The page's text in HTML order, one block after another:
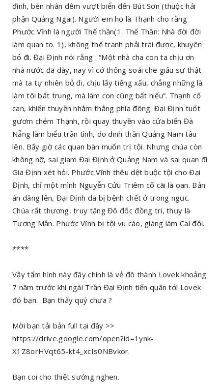
đình, bèn nhân đêm vượt biển đến Bút Sơn (thuộc hải
phận Quảng Ngãi). Người em họ là Thạnh cho rằng
Phước Vĩnh là người Thế thần(1. Thế Thần: Nhà đời đời
làm quan to. 1), không thể tranh phải trái được, khuyên
bỏ đi. Đại Định nói rằng : “Một nhà cha con ta chịu ơn
nhà nước đã dày, nay vì cớ thống soái che giấu sự thật
mà ta tự nhiên bỏ đi, chịu lấy tiếng xấu, chẳng những là
làm tôi bất trung, mà làm con cũng bất hiếu”. Thạnh cố
can, khiến thuyền nhằm thẳng phía đông. Đại Định tuốt
gươm chém Thạnh, rồi quay thuyền vào cửa biển Đà
Nẵng làm biểu trần tình, do dinh thần Quảng Nam tâu
lên. Bấy giờ các quan bàn muốn trị tội. Nhưng chúa còn
không nỡ, sai giam Đại Định ở Quảng Nam và sai quan đi
Gia Định xét hỏi. Phước Vĩnh thêu dệt buộc tội cho Đại
Định, chỉ một mình Nguyễn Cửu Triêm cố cãi là oan. Bản
án dâng lên, Đại Định đã bị bệnh chết ở trong ngục.
Chúa rất thương, truy tặng Đô đốc đồng tri, thụy là
Tương Mẫn. Phước Vĩnh bị tội vu cáo, giáng làm Cai đội.
****
Vậy tấm hình này đây chính là vẻ đô thành Lovek khoảng
7 năm trước khi ngài Trần Đại Định tiến quân tới Lovek
đó bạn. Bạn thấy quý chưa ?
Mời bạn tải bản full tại đây >>
https://drive.google.com/open?id=1ynk-
X1Z8orHVqt65-kt4_xcIs0NBvkor.
Bạn coi cho thiệt sướng nghen.